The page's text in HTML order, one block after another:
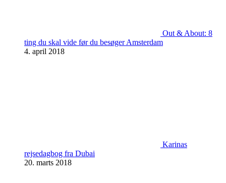
Out & About: 8
ting du skal vide før du besøger Amsterdam
4. april 2018
Karinas
rejsedagbog fra Dubai
20. marts 2018